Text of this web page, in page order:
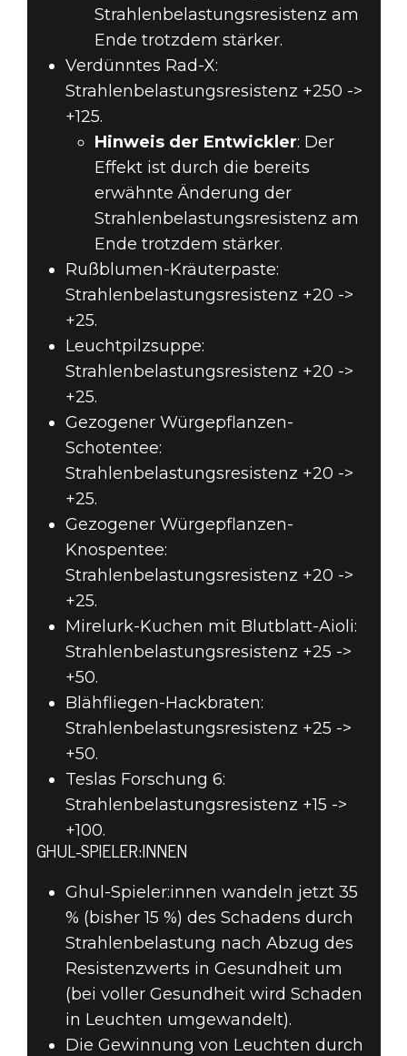
Strahlenbelastungsresistenz am
Ende trotzdem stärker.
Verdünntes Rad-X:
Strahlenbelastungsresistenz +250 ->
+125.
Hinweis der Entwickler: Der
Effekt ist durch die bereits
erwähnte Änderung der
Strahlenbelastungsresistenz am
Ende trotzdem stärker.
Rußblumen-Kräuterpaste:
Strahlenbelastungsresistenz +20 ->
+25.
Leuchtpilzsuppe:
Strahlenbelastungsresistenz +20 ->
+25.
Gezogener Würgepflanzen-
Schotentee:
Strahlenbelastungsresistenz +20 ->
+25.
Gezogener Würgepflanzen-
Knospentee:
Strahlenbelastungsresistenz +20 ->
+25.
Mirelurk-Kuchen mit Blutblatt-Aioli:
Strahlenbelastungsresistenz +25 ->
+50.
Blähfliegen-Hackbraten:
Strahlenbelastungsresistenz +25 ->
+50.
Teslas Forschung 6:
Strahlenbelastungsresistenz +15 ->
+100.
GHUL-SPIELER:INNEN
Ghul-Spieler:innen wandeln jetzt 35
% (bisher 15 %) des Schadens durch
Strahlenbelastung nach Abzug des
Resistenzwerts in Gesundheit um
(bei voller Gesundheit wird Schaden
in Leuchten umgewandelt).
Die Gewinnung von Leuchten durch